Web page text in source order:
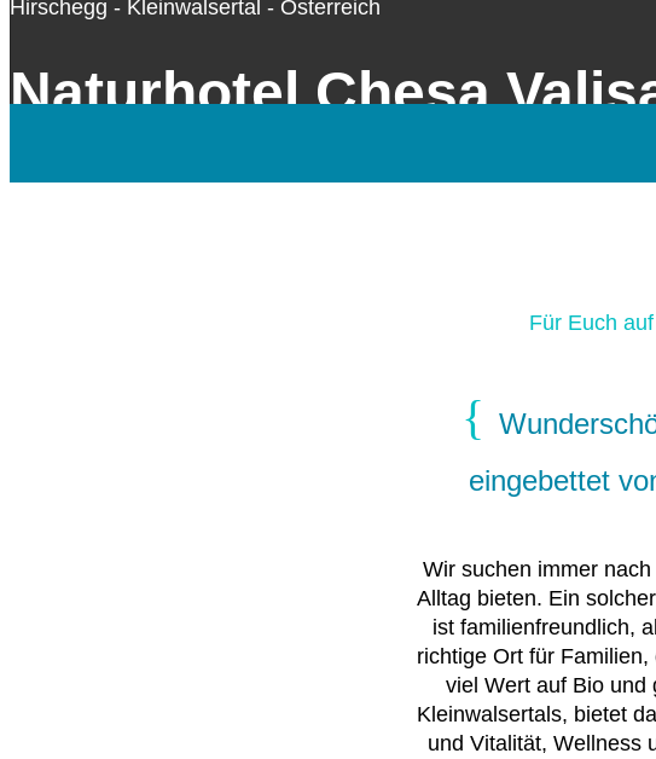
Hirschegg - Kleinwalsertal - Österreich
Naturhotel Chesa
Für Euch
eingebettet
Wir suchen immer
Alltag bieten. Ein
ist familienfreundlich,
richtige Ort für
viel Wert auf Bio und
Kleinwalsertals, bietet
und Vitalität, Wellness